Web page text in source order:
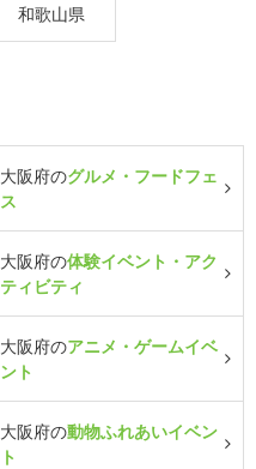
和歌山県
大阪府のグルメ・フードフェ
ス
大阪府の体験イベント・アク
ティビティ
大阪府のアニメ・ゲームイベ
ント
大阪府の動物ふれあいイベン
ト